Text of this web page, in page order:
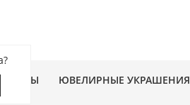
ЦВЕТЫ ЮВЕЛИРНЫЕ УКРАШЕНИЯ